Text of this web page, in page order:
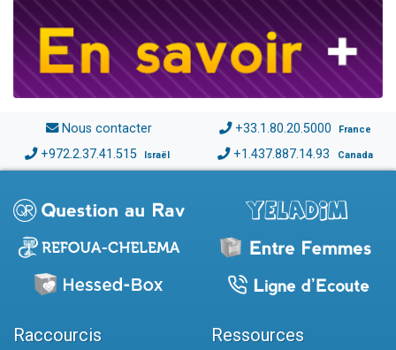
Nous contacter +33.1.80.20.5000 France
+972.2.37.41.515 Israël +1.437.887.14.93 Canada
Raccourcis Ressources